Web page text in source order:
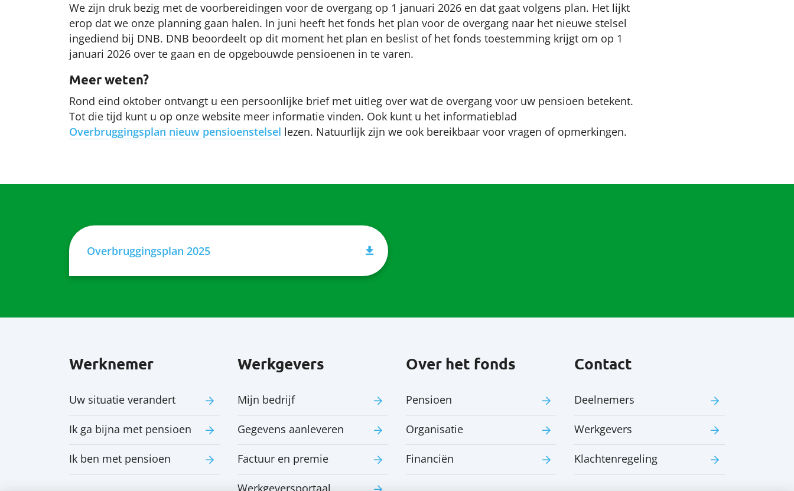
We zijn druk bezig met de voorbereidingen voor de overgang op 1 januari 2026 en dat gaat volgens plan. Het lijkt
erop dat we onze planning gaan halen. In juni heeft het fonds het plan voor de overgang naar het nieuwe stelsel
ingediend bij DNB. DNB beoordeelt op dit moment het plan en beslist of het fonds toestemming krijgt om op 1
januari 2026 over te gaan en de opgebouwde pensioenen in te varen.
Meer weten?
Rond eind oktober ontvangt u een persoonlijke brief met uitleg over wat de overgang voor uw pensioen betekent.
Tot die tijd kunt u op onze website meer informatie vinden. Ook kunt u het informatieblad
Overbruggingsplan nieuw pensioenstelsel lezen. Natuurlijk zijn we ook bereikbaar voor vragen of opmerkingen.
Overbruggingsplan 2025
Werknemer
Uw situatie verandert
Ik ga bijna met pensioen
Ik ben met pensioen
Werkgevers
Mijn bedrijf
Gegevens aanleveren
Factuur en premie
Over het fonds
Pensioen
Organisatie
Financiën
Contact
Deelnemers
Werkgevers
Klachtenregeling